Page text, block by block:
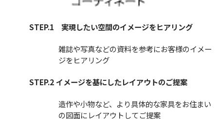
STEP.1 実現したい空間のイメージをヒアリング
雑誌や写真などの資料を参考にお客様のイメー
ジをヒアリング
STEP.2 イメージを基にしたレイアウトのご提案
造作や小物など、より具体的な家具をお住まい
の図面にレイアウトしてご提案